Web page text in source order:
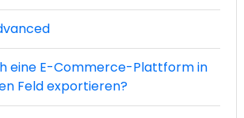
eine E-Commerce-Plattform in
Feld exportieren?